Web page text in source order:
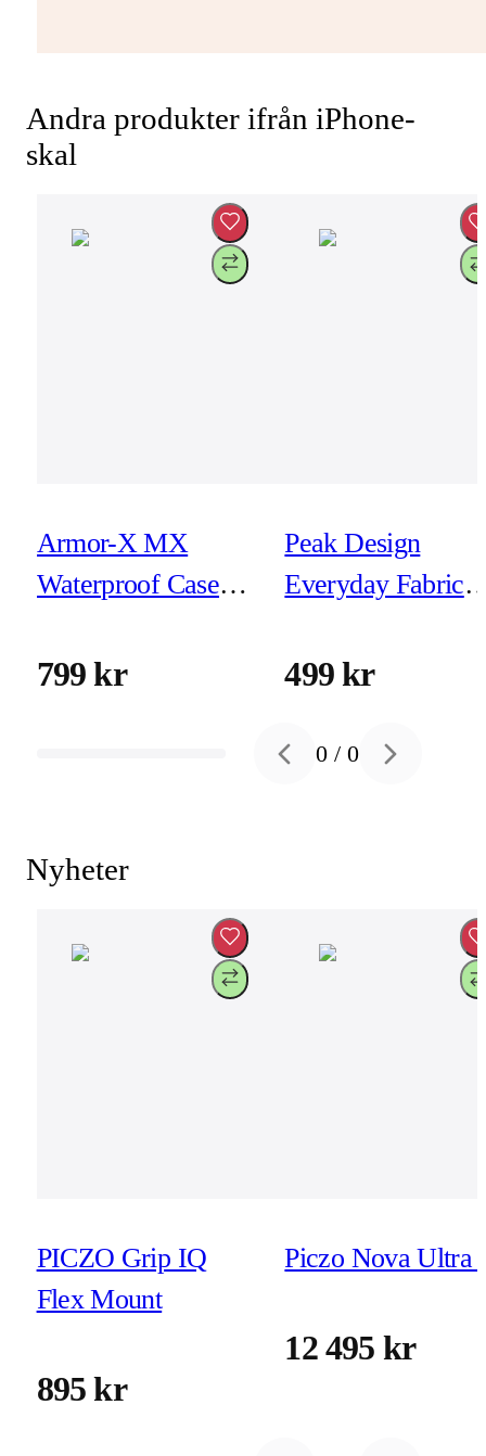
Andra produkter ifrån iPhone-
skal
Armor-X MX
Waterproof Case
799 kr
Peak Design
Everyday Fabric
Eclipse
499 kr
Previous slide
0 /0 Next slide
Nyheter
PICZO Grip IQ
Flex Mount
895 kr
Piczo Nova Ultra
12 495 kr